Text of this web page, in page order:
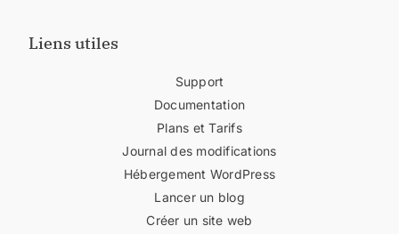
Liens utiles
Support
Documentation
Plans et Tarifs
Journal des modifications
Hébergement WordPress
Lancer un blog
Créer un site web